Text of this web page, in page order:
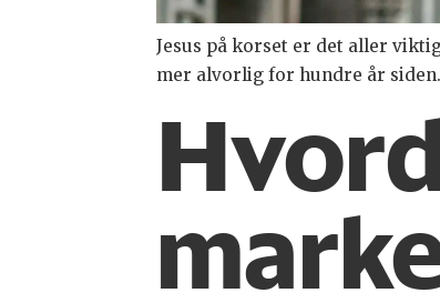
Jesus på korset er det aller
mer alvorlig for hundre år